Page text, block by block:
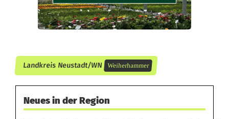
Landkreis Neustadt/WN Weiherhammer
Neues in der Region